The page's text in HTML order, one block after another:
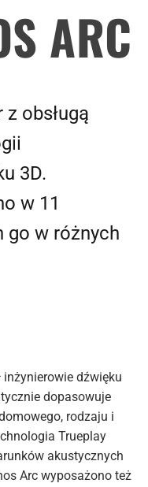
ARC
obsługą
3D.
w 11
go w różnych
dźwięku
dopasowuje
rodzaju i
Trueplay
akustycznych
Arc wyposażono też